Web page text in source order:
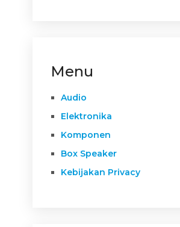
Menu
Audio
Elektronika
Komponen
Box Speaker
Kebijakan Privacy